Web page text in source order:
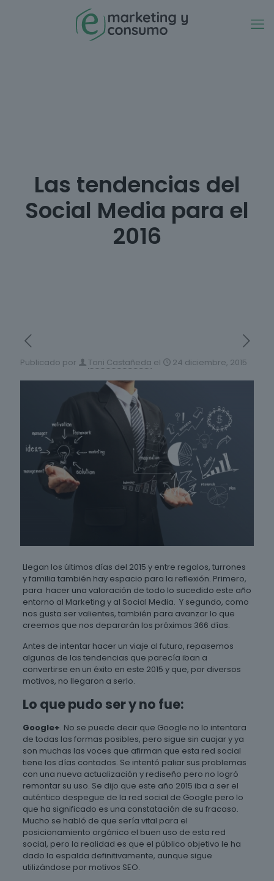
Las tendencias del
Social Media para el
2016
Publicado por Toni Castañeda el 24 diciembre, 2015
Llegan los últimos días del 2015 y entre regalos, turrones
y familia también hay espacio para la reflexión. Primero,
para hacer una valoración de todo lo sucedido este año
entorno al Marketing y al Social Media. Y segundo, como
nos gusta ser valientes, también para avanzar lo que
creemos que nos depararán los próximos 366 días.
Antes de intentar hacer un viaje al futuro, repasemos
algunas de las tendencias que parecía iban a
convertirse en un éxito en este 2015 y que, por diversos
motivos, no llegaron a serlo.
Lo que pudo ser y no fue:
Google+. No se puede decir que Google no lo intentara
de todas las formas posibles, pero sigue sin cuajar y ya
son muchas las voces que afirman que esta red social
tiene los días contados. Se intentó paliar sus problemas
con una nueva actualización y rediseño pero no logró
remontar su uso. Se dijo que este año 2015 iba a ser el
auténtico despegue de la red social de Google pero lo
que ha significado es una constatación de su fracaso.
Mucho se habló de que sería vital para el
posicionamiento orgánico el buen uso de esta red
social, pero la realidad es que el público objetivo le ha
dado la espalda definitivamente, aunque sigue
utilizándose por motivos SEO.